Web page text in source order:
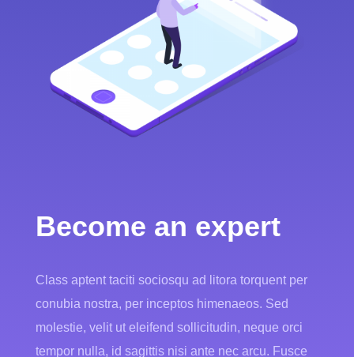
Become an expert
Class aptent taciti sociosqu ad litora torquent per
conubia nostra, per inceptos himenaeos. Sed
molestie, velit ut eleifend sollicitudin, neque orci
tempor nulla, id sagittis nisi ante nec arcu. Fusce